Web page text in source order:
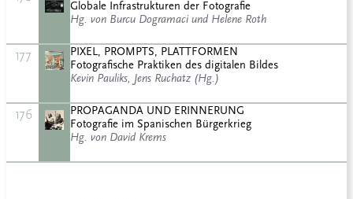
Globale Infrastrukturen der Fotografie
Hg. von Burcu Dogramaci und Helene Roth
177
PIXEL, PROMPTS, PLATTFORMEN
Fotografische Praktiken des digitalen Bildes
Kevin Pauliks, Jens Ruchatz (Hg.)
176
PROPAGANDA UND ERINNERUNG
Fotografie im Spanischen Bürgerkrieg
Hg. von David Krems